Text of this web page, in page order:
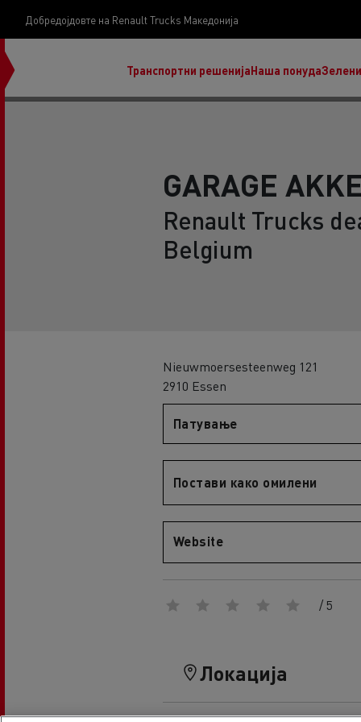
Добредојдовте на Renault Trucks Македонија
Транспортни решенијаНаша понуда
D Wide E-Tech
нашата визија
Koji kamion na alternativnu energiju je pravi za
An engineer's dream
Design: the electric truck revolution
GARAGE
Renault Trucks
Belgium
Nieuwmoersesteenweg 121
2910 Essen
Патување
Постави како омилени
Website
/ 5
Локација